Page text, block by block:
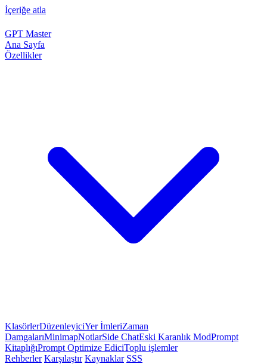
İçeriğe atla
GPT Master
Ana Sayfa
Özellikler
KlasörlerDüzenleyiciYer İmleriZaman
DamgalarıMinimapNotlarSide ChatEski Karanlık ModPrompt
KitaplığıPrompt Optimize EdiciToplu işlemler
Rehberler Karşılaştır Kaynaklar SSS